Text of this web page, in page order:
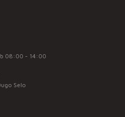
08:00 - 14:00
Selo